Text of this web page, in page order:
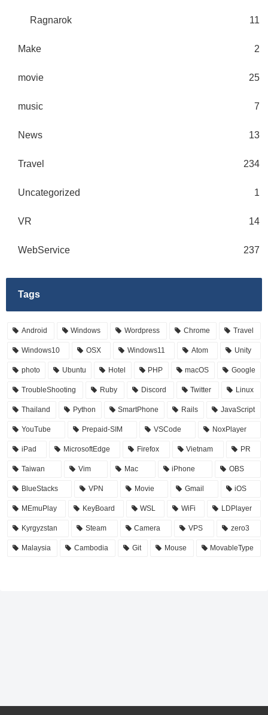
Ragnarok 11
Make 2
movie 25
music 7
News 13
Travel 234
Uncategorized 1
VR 14
WebService 237
Tags
Android Windows Wordpress Chrome Travel
Windows10 OSX Windows11 Atom Unity
photo Ubuntu Hotel PHP macOS Google
TroubleShooting Ruby Discord Twitter Linux
Thailand Python SmartPhone Rails JavaScript
YouTube Prepaid-SIM VSCode NoxPlayer
iPad MicrosoftEdge Firefox Vietnam PR
Taiwan Vim Mac iPhone OBS
BlueStacks VPN Movie Gmail iOS
MEmuPlay KeyBoard WSL WiFi LDPlayer
Kyrgyzstan Steam Camera VPS zero3
Malaysia Cambodia Git Mouse MovableType